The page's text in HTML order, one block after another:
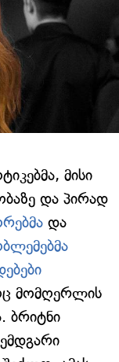
მისი
და პირად
და
მომღერლის
ბრიტნი